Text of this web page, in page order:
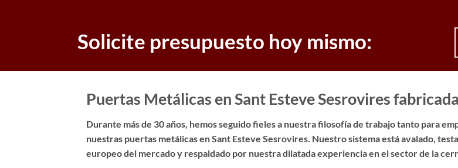
Solicite presupuesto hoy mismo:
Puertas Metálicas en Sant Esteve Sesrovires
Durante más de 30 años, hemos seguido fieles a nuestra filosofía de trabajo tanto para
nuestras puertas metálicas en Sant Esteve Sesrovires. Nuestro sistema está avalado,
europeo del mercado y respaldado por nuestra dilatada experiencia en el sector de la